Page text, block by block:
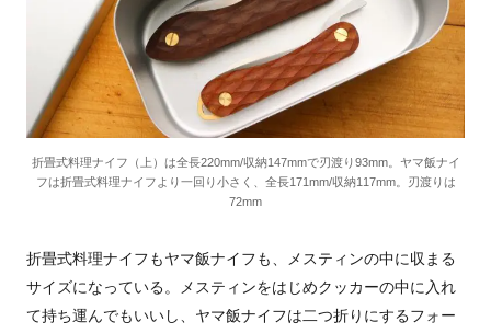
折畳式料理ナイフ（上）は全長220mm/収納147mmで刃渡り93mm。ヤマ飯ナイ
フは折畳式料理ナイフより一回り小さく、全長171mm/収納117mm。刃渡りは
72mm
折畳式料理ナイフもヤマ飯ナイフも、メスティンの中に収まる
サイズになっている。メスティンをはじめクッカーの中に入れ
て持ち運んでもいいし、ヤマ飯ナイフは二つ折りにするフォー